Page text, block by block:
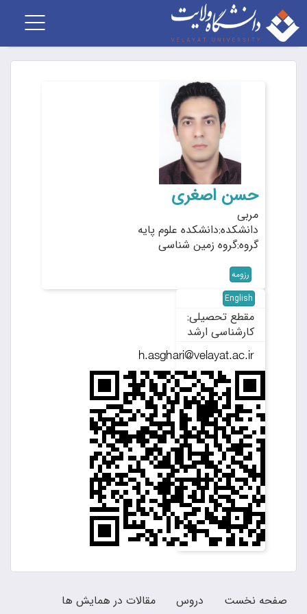
Toggle
حسن اصغری
مربی
دانشکده:دانشکده علوم پایه
گروه:گروه زمین شناسی
رزومه
English
مقطع تحصیلی:
کارشناسی ارشد
صفحه نخست دروس مقالات در همایش ها